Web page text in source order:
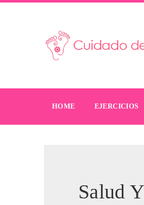
HOME EJERCICIOS
Salud